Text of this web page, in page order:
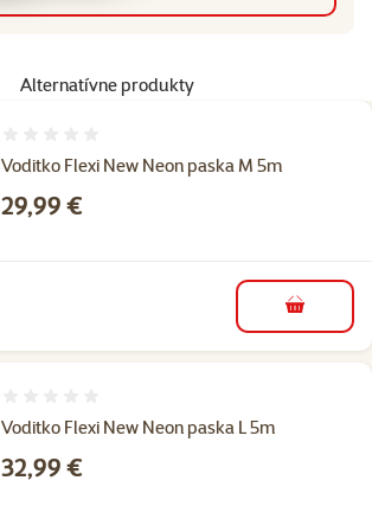
Alternatívne produkty
Voditko Flexi New Neon paska M 5m
Cena
29,99 €
do košíka
Voditko Flexi New Neon paska L 5m
Cena
32,99 €